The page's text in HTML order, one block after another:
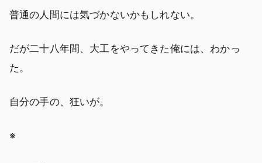
普通の人間には気づかないかもしれない。
だが二十八年間、大工をやってきた俺には、わかっ
た。
自分の手の、狂いが。
※